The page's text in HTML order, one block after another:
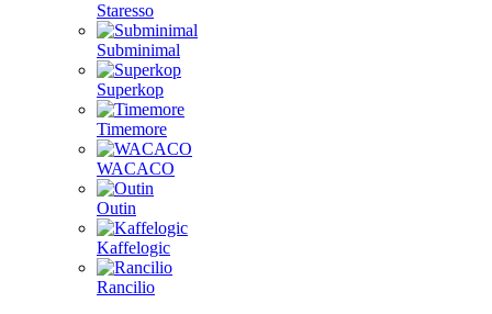
Staresso
Subminimal
Superkop
Timemore
WACACO
Outin
Kaffelogic
Rancilio